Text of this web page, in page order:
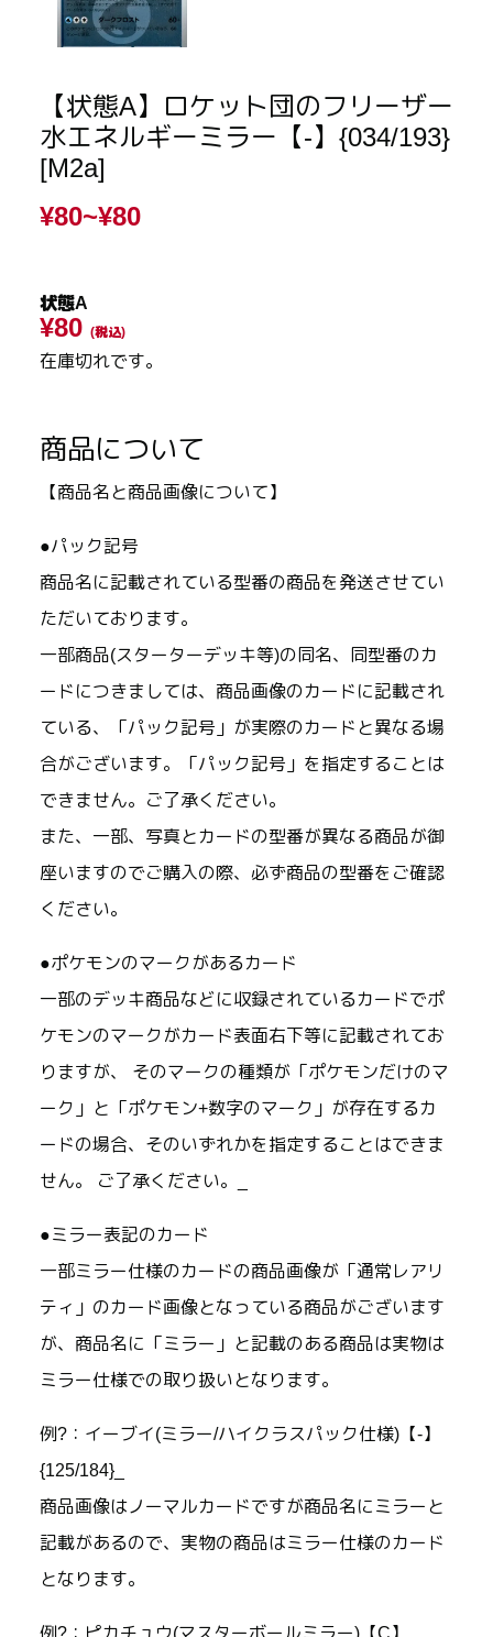
【状態A】ロケット団のフリーザー
水エネルギーミラー【-】{034/193}
[M2a]
¥80~¥80
状態A
¥80 (税込)
在庫切れです。
商品について
【商品名と商品画像について】
●パック記号
商品名に記載されている型番の商品を発送させてい
ただいております。
一部商品(スターターデッキ等)の同名、同型番のカ
ードにつきましては、商品画像のカードに記載され
ている、「パック記号」が実際のカードと異なる場
合がございます。「パック記号」を指定することは
できません。ご了承ください。
また、一部、写真とカードの型番が異なる商品が御
座いますのでご購入の際、必ず商品の型番をご確認
ください。
●ポケモンのマークがあるカード
一部のデッキ商品などに収録されているカードでポ
ケモンのマークがカード表面右下等に記載されてお
りますが、 そのマークの種類が「ポケモンだけのマ
ーク」と「ポケモン+数字のマーク」が存在するカ
ードの場合、そのいずれかを指定することはできま
せん。 ご了承ください。_
●ミラー表記のカード
一部ミラー仕様のカードの商品画像が「通常レアリ
ティ」のカード画像となっている商品がございます
が、商品名に「ミラー」と記載のある商品は実物は
ミラー仕様での取り扱いとなります。
例?：イーブイ(ミラー/ハイクラスパック仕様)【-】
{125/184}_
商品画像はノーマルカードですが商品名にミラーと
記載があるので、実物の商品はミラー仕様のカード
となります。